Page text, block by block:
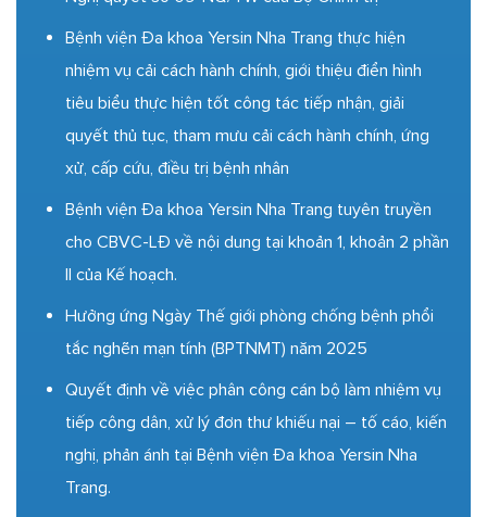
Bệnh viện Đa khoa Yersin Nha Trang thực hiện
nhiệm vụ cải cách hành chính, giới thiệu điển hình
tiêu biểu thực hiện tốt công tác tiếp nhận, giải
quyết thủ tục, tham mưu cải cách hành chính, ứng
xử, cấp cứu, điều trị bệnh nhân
Bệnh viện Đa khoa Yersin Nha Trang tuyên truyền
cho CBVC-LĐ về nội dung tại khoản 1, khoản 2 phần
II của Kế hoạch.
Hưởng ứng Ngày Thế giới phòng chống bệnh phổi
tắc nghẽn mạn tính (BPTNMT) năm 2025
Quyết định về việc phân công cán bộ làm nhiệm vụ
tiếp công dân, xử lý đơn thư khiếu nại – tố cáo, kiến
nghị, phản ánh tại Bệnh viện Đa khoa Yersin Nha
Trang.